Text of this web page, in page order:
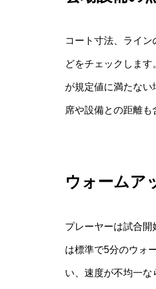
コート寸法、ライ
どをチェックしま
が規定値に満たな
席や設備との距離も
ウォームア
プレーヤーは試合
は標準で5分のウォ
い、速度が不均一